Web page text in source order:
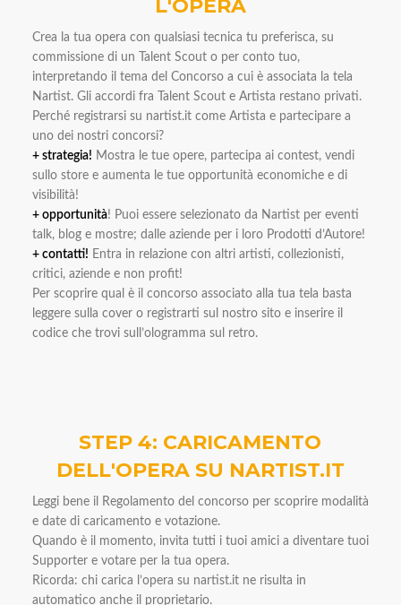
L'OPERA
Crea la tua opera con qualsiasi tecnica tu preferisca, su
commissione di un Talent Scout o per conto tuo,
interpretando il tema del Concorso a cui è associata la tela
Nartist. Gli accordi fra Talent Scout e Artista restano privati.
Perché registrarsi su nartist.it come Artista e partecipare a
uno dei nostri concorsi?
+ strategia! Mostra le tue opere, partecipa ai contest, vendi
sullo store e aumenta le tue opportunità economiche e di
visibilità!
+ opportunità! Puoi essere selezionato da Nartist per eventi
talk, blog e mostre; dalle aziende per i loro Prodotti d’Autore!
+ contatti! Entra in relazione con altri artisti, collezionisti,
critici, aziende e non profit!
Per scoprire qual è il concorso associato alla tua tela basta
leggere sulla cover o registrarti sul nostro sito e inserire il
codice che trovi sull’ologramma sul retro.
STEP 4: CARICAMENTO
DELL'OPERA SU NARTIST.IT
Leggi bene il Regolamento del concorso per scoprire modalità
e date di caricamento e votazione.
Quando è il momento, invita tutti i tuoi amici a diventare tuoi
Supporter e votare per la tua opera.
Ricorda: chi carica l’opera su nartist.it ne risulta in
automatico anche il proprietario.